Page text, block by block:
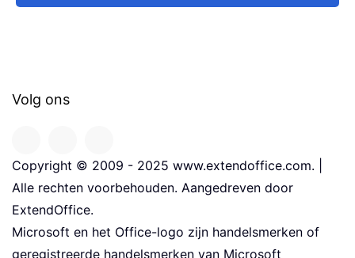
Volg ons
Copyright © 2009 - 2025 www.extendoffice.com. |
Alle rechten voorbehouden. Aangedreven door
ExtendOffice.
Microsoft en het Office-logo zijn handelsmerken of
geregistreerde handelsmerken van Microsoft